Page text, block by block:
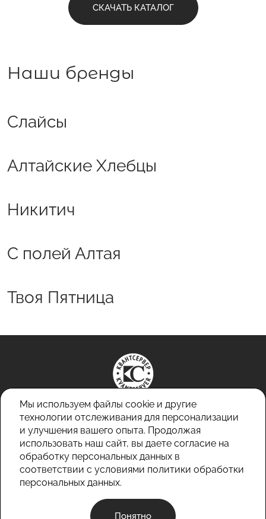
СКАЧАТЬ КАТАЛОГ
Наши бренды
Слайсы
Алтайские Хлебцы
Никитич
С полей Алтая
Твоя Пятница
Мы используем файлы cookie и другие
технологии отслеживания для персонализации
и улучшения вашего опыта. Продолжая
использовать наш сайт, вы даете согласие на
обработку персональных данных в
соответствии с условиями политики обработки
персональных данных.
Понятно
+7 (3854) 32-52-83
+7 (3854) 32-52-84
info@kvantserver.ru
© 2026 ООО «Квантсервер»